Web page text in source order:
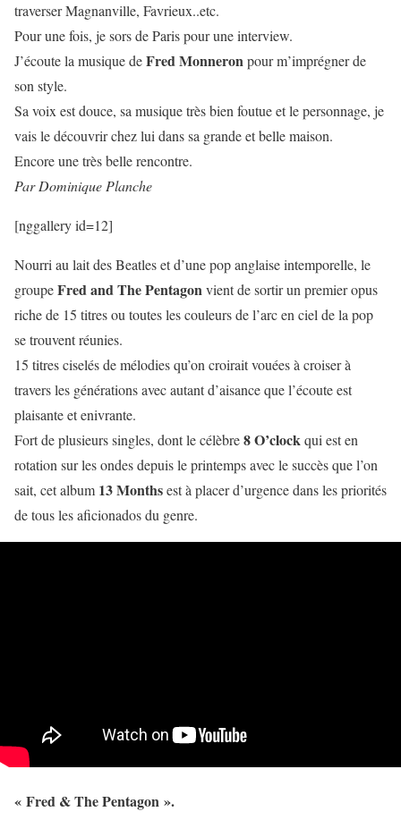
traverser Magnanville, Favrieux..etc.
Pour une fois, je sors de Paris pour une interview.
J’écoute la musique deFred Monneronpour m’imprégner de
son style.
Sa voix est douce, sa musique très bien foutue et le personnage, je
vais le découvrir chez lui dans sa grande et belle maison.
Encore une très belle rencontre.
Par Dominique Planche
[nggallery id=12]
Nourri au lait des Beatles et d’une pop anglaise intemporelle, le
groupeFred and The Pentagonvient de sortir un premier opus
riche de 15 titres ou toutes les couleurs de l’arc en ciel de la pop
se trouvent réunies.
15 titres ciselés de mélodies qu’on croirait vouées à croiser à
travers les générations avec autant d’aisance que l’écoute est
plaisante et enivrante.
Fort de plusieurs singles, dont le célèbre8 O’clockqui est en
rotation sur les ondes depuis le printemps avec le succès que l’on
sait, cet album 13 Monthsest à placer d’urgence dans les priorités
de tous les aficionados du genre.
« Fred & The Pentagon ».